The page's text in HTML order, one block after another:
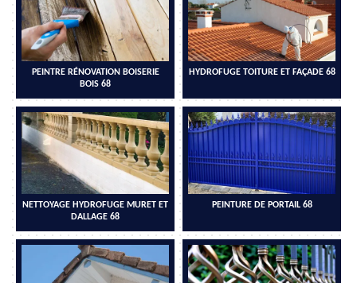
PEINTRE RÉNOVATION BOISERIE
BOIS 68
HYDROFUGE TOITURE ET FAÇADE 68
NETTOYAGE HYDROFUGE MURET ET
DALLAGE 68
PEINTURE DE PORTAIL 68